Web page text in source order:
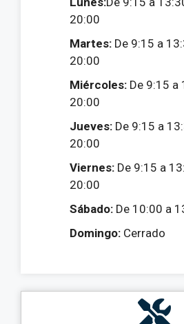
20:00
Martes: De 9:15 a
20:00
Miércoles: De 9:15 a
20:00
Jueves: De 9:15 a
20:00
Viernes: De 9:15 a
20:00
Sábado: De 10:00 a
Domingo: Cerrado